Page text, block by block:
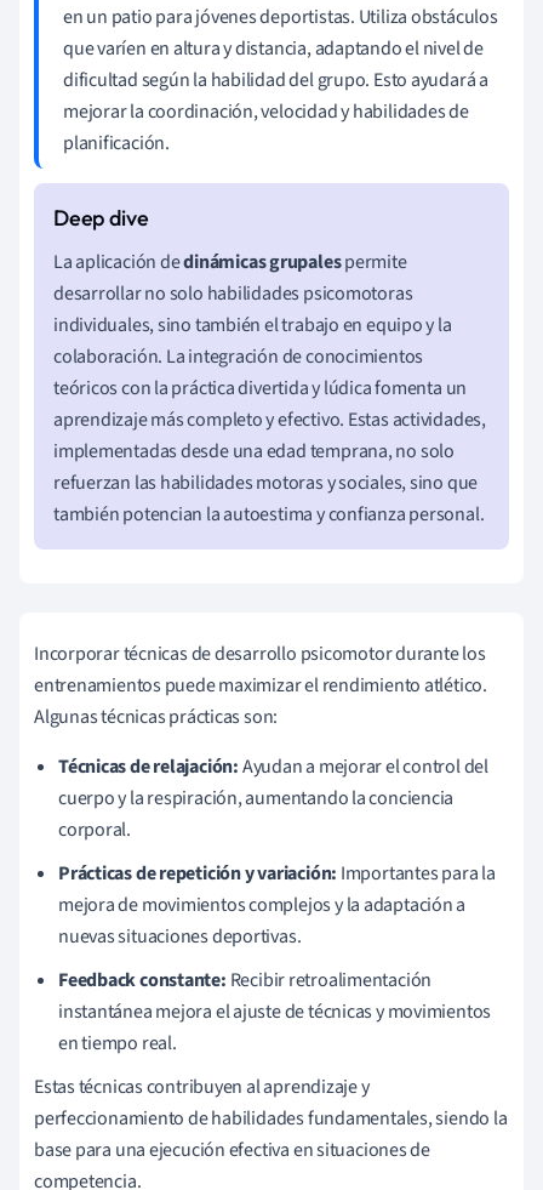
en un patio para jóvenes deportistas. Utiliza obstáculos
que varíen en altura y distancia, adaptando el nivel de
dificultad según la habilidad del grupo. Esto ayudará a
mejorar la coordinación, velocidad y habilidades de
planificación.
La aplicación dedinámicas grupalespermite
desarrollar no solo habilidades psicomotoras
individuales, sino también el trabajo en equipo y la
colaboración. La integración de conocimientos
teóricos con la práctica divertida y lúdica fomenta un
aprendizaje más completo y efectivo. Estas actividades,
implementadas desde una edad temprana, no solo
refuerzan las habilidades motoras y sociales, sino que
también potencian la autoestima y confianza personal.
Incorporar técnicas de desarrollo psicomotor durante los
entrenamientos puede maximizar el rendimiento atlético.
Algunas técnicas prácticas son:
Técnicas de relajación:Ayudan a mejorar el control del
cuerpo y la respiración, aumentando la conciencia
corporal.
Prácticas de repetición y variación: Importantes para la
mejora de movimientos complejos y la adaptación a
nuevas situaciones deportivas.
Feedback constante: Recibir retroalimentación
instantánea mejora el ajuste de técnicas y movimientos
en tiempo real.
Estas técnicas contribuyen al aprendizaje y
perfeccionamiento de habilidades fundamentales, siendo la
base para una ejecución efectiva en situaciones de
competencia.